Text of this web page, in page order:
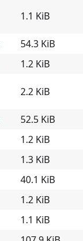
1.1 KiB
54.3 KiB
1.2 KiB
2.2 KiB
52.5 KiB
1.2 KiB
1.3 KiB
40.1 KiB
1.2 KiB
1.1 KiB